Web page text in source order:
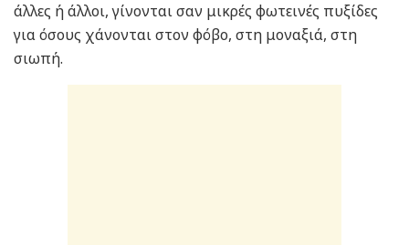
άλλες ή άλλοι, γίνονται σαν μικρές φωτεινές πυξίδες
για όσους χάνονται στον φόβο, στη μοναξιά, στη
σιωπή.